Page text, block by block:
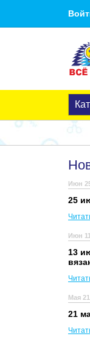
Июн
25
Июн
13
Мая
21